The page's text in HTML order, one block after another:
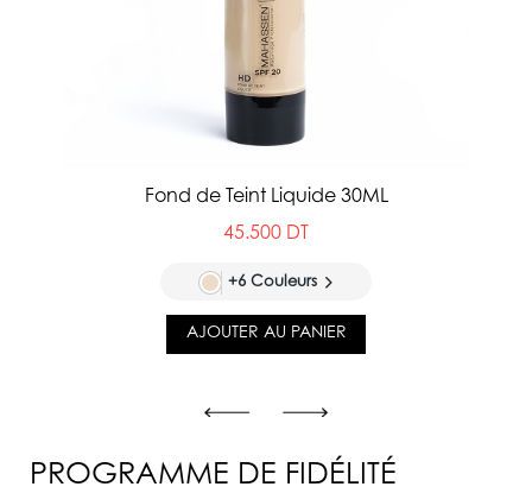
Fond de Teint Liquide 30ML
45.500 DT
+6 Couleurs
AJOUTER AU PANIER
PROGRAMME DE FIDÉLITÉ